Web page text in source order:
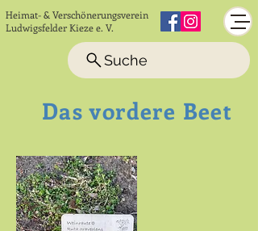
Heimat- & Verschönerungsverein
Ludwigsfelder Kieze e. V.
Ludwigsfelder
Suche
Das vordere Beet